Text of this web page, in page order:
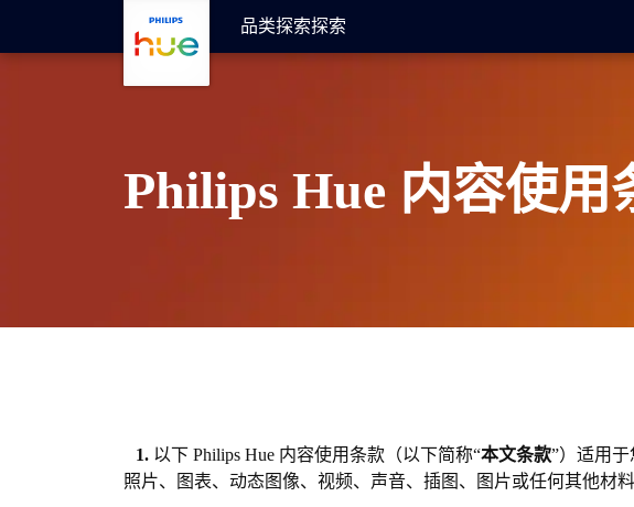
品类探索探索
Philips Hue 内容使用
1. 以下 Philips Hue 内容使用条款（以下简称“本文条款”）适用
照片、图表、动态图像、视频、声音、插图、图片或任何其他材